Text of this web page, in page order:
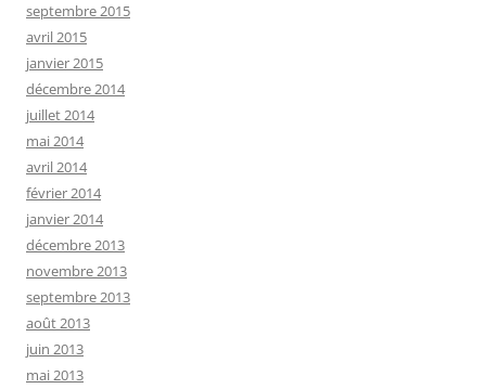
septembre 2015
avril 2015
janvier 2015
décembre 2014
juillet 2014
mai 2014
avril 2014
février 2014
janvier 2014
décembre 2013
novembre 2013
septembre 2013
août 2013
juin 2013
mai 2013